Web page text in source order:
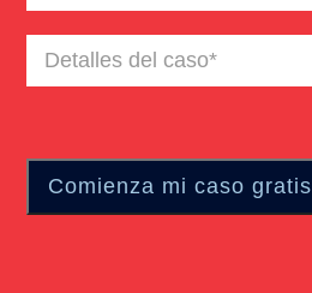
Detalles
del